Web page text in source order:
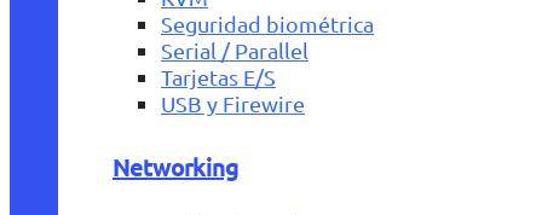
Seguridad biométrica
Serial / Parallel
Tarjetas E/S
USB y Firewire
Networking